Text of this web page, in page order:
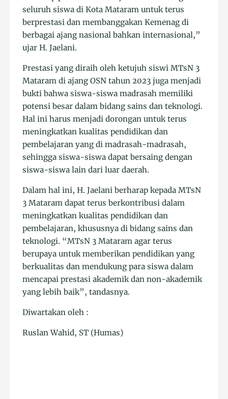
seluruh siswa di Kota Mataram untuk terus
berprestasi dan membanggakan Kemenag di
berbagai ajang nasional bahkan internasional,”
ujar H. Jaelani.
Prestasi yang diraih oleh ketujuh siswi MTsN 3
Mataram di ajang OSN tahun 2023 juga menjadi
bukti bahwa siswa-siswa madrasah memiliki
potensi besar dalam bidang sains dan teknologi.
Hal ini harus menjadi dorongan untuk terus
meningkatkan kualitas pendidikan dan
pembelajaran yang di madrasah-madrasah,
sehingga siswa-siswa dapat bersaing dengan
siswa-siswa lain dari luar daerah.
Dalam hal ini, H. Jaelani berharap kepada MTsN
3 Mataram dapat terus berkontribusi dalam
meningkatkan kualitas pendidikan dan
pembelajaran, khususnya di bidang sains dan
teknologi. “MTsN 3 Mataram agar terus
berupaya untuk memberikan pendidikan yang
berkualitas dan mendukung para siswa dalam
mencapai prestasi akademik dan non-akademik
yang lebih baik”, tandasnya.
Diwartakan oleh :
Ruslan Wahid, ST (Humas)